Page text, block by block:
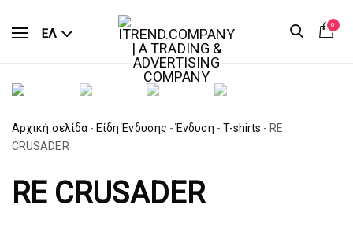
ΕΛ
0
Αρχική σελίδα - Είδη Ένδυσης - Ένδυση - T-shirts - RE
CRUSADER
RE CRUSADER